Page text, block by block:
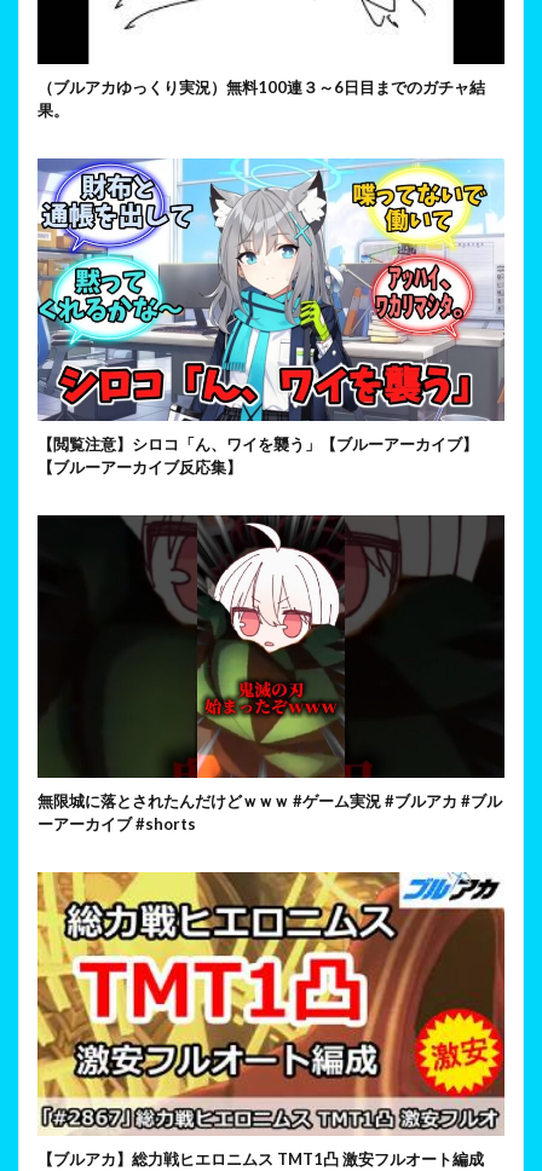
（ブルアカゆっくり実況）無料100連３～6日目までのガチャ結
果。
【閲覧注意】シロコ「ん、ワイを襲う」【ブルーアーカイブ】
【ブルーアーカイブ反応集】
無限城に落とされたんだけどｗｗｗ #ゲーム実況 #ブルアカ #ブル
ーアーカイブ #shorts
【ブルアカ】総力戦ヒエロニムス TMT1凸 激安フルオート編成